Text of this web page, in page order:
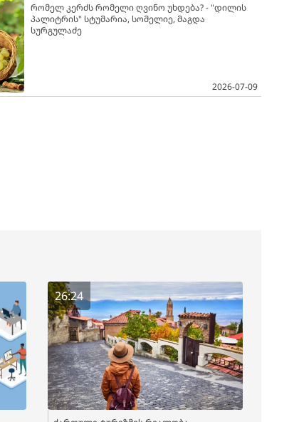
რომელ კერძს რომელი ღვინო უხდება? - "დილის
პალიტრის" სტუმარია, სომელიე, მაგდა
სურგულაძე
2026-07-09
26:24